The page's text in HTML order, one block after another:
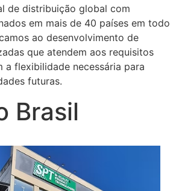
de distribuição global com
em mais de 40 países em todo
ao desenvolvimento de
que atendem aos requisitos
a flexibilidade necessária para
futuras.
Brasil